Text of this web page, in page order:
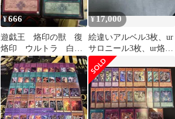
¥666
遊戯王 烙印の獣 復
烙印 ウルトラ 白の
物語
¥17,000
絵違いアルベル3枚、ur
サロニール3枚、ur烙印
開幕、pseカルテシア